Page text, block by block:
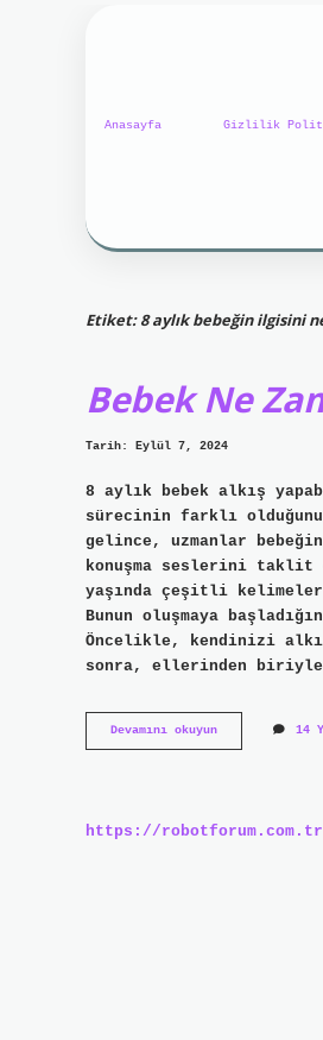
Anasayfa Gizlilik
Etiket:8 aylık bebeğin ilgisini
Bebek Ne
Tarih: Eylül 7, 2024
8 aylık bebek alkış
sürecinin farklı
gelince, uzmanlar
konuşma seslerini taklit
yaşında çeşitli
Bunun oluşmaya
Öncelikle, kendinizi
sonra, ellerinden
Devamını okuyunBebek
Ne
14
https://robotforum.com.tr